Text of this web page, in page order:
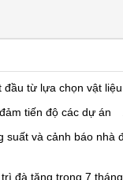
đầu từ lựa chọn vật
tiến độ các dự án
suất và cảnh báo
đà tăng trong 7